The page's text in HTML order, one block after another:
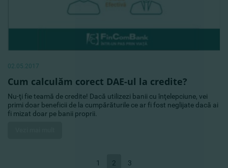
02.05.2017
Cum calculăm corect DAE-ul la credite?
Nu-ţi fie teamă de credite! Dacă utilizezi banii cu înţelepciune, vei
primi doar beneficii de la cumpărăturile ce ar fi fost neglijate dacă ai
fi mizat doar pe banii proprii.
1 2 3